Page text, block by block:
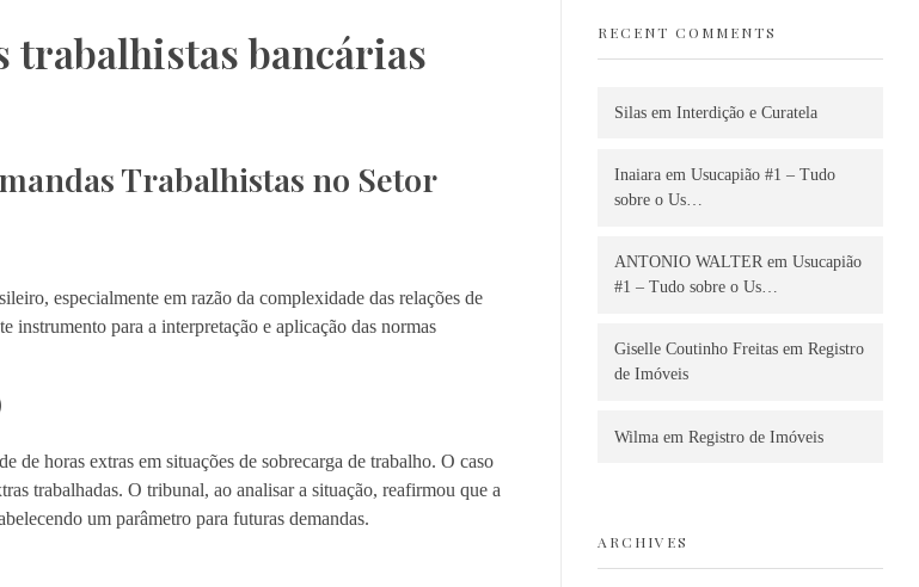
trabalhistas bancárias
Trabalhistas no Setor
especialmente em razão da complexidade das relações de
instrumento para a interpretação e aplicação das normas
de horas extras em situações de sobrecarga de trabalho. O caso
trabalhadas. O tribunal, ao analisar a situação, reafirmou que a
um parâmetro para futuras demandas.
RECENT COMMENTS
Silas em Interdição e Curatela
Inaiara em Usucapião #1 – Tudo
sobre o Us…
ANTONIO WALTER em Usucapião
#1 – Tudo sobre o Us…
Giselle Coutinho Freitas em Registro
de Imóveis
Wilma em Registro de Imóveis
ARCHIVES